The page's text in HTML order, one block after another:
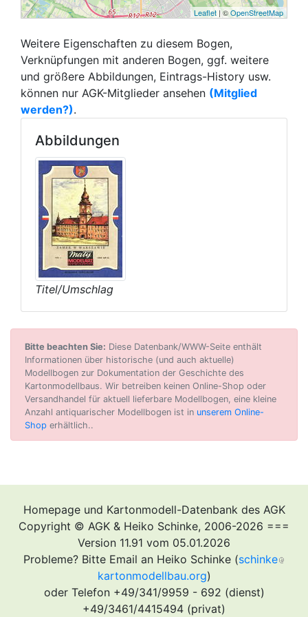
Leaflet | ©OpenStreetMap
Weitere Eigenschaften zu diesem Bogen,
Verknüpfungen mit anderen Bogen, ggf. weitere
und größere Abbildungen, Eintrags-History usw.
können nur AGK-Mitglieder ansehen (Mitglied
werden?).
Abbildungen
Titel/Umschlag
Bitte beachten Sie: Diese Datenbank/WWW-Seite enthält
Informationen über historische (und auch aktuelle)
Modellbogen zur Dokumentation der Geschichte des
Kartonmodellbaus. Wir betreiben keinen Online-Shop oder
Versandhandel für aktuell lieferbare Modellbogen, eine kleine
Anzahl antiquarischer Modellbogen ist in unserem Online-
Shop erhältlich..
Homepage und Kartonmodell-Datenbank des AGK
Copyright © AGK & Heiko Schinke, 2006-2026 ===
Version 11.91 vom 05.01.2026
Probleme? Bitte Email an Heiko Schinke (schinke
kartonmodellbau.org)
oder Telefon +49/341/9959 - 692 (dienst)
+49/3461/4415494 (privat)